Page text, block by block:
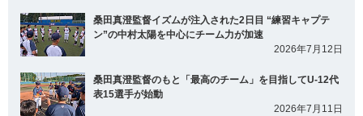
桑田真澄監督イズムが注入された2日目 “練習キャプテ
ン”の中村太陽を中心にチーム力が加速
2026年7月12日
桑田真澄監督のもと「最高のチーム」を目指してU-12代
表15選手が始動
2026年7月11日